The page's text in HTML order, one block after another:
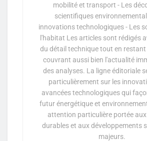
mobilité et transport - Les
scientifiques
innovations technologiques - Les
l'habitat Les articles sont rédigés
du détail technique tout en restant
couvrant aussi bien l'actualité
des analyses. La ligne éditoriale
particulièrement sur les
avancées technologiques qui
futur énergétique et
attention particulière portée
durables et aux développements
majeurs.